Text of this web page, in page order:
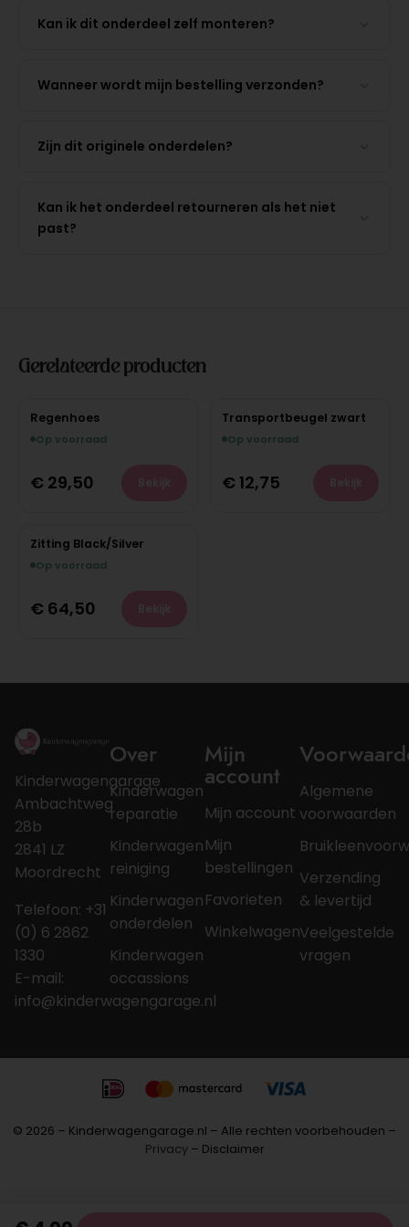
Kan ik dit onderdeel zelf monteren?
Wanneer wordt mijn bestelling verzonden?
Zijn dit originele onderdelen?
Kan ik het onderdeel retourneren als het niet
past?
Gerelateerde producten
Regenhoes
Op voorraad
€ 29,50
Transportbeugel zwart
Op voorraad
€ 12,75
Zitting Black/Silver
Op voorraad
€ 64,50
Kinderwagengarage
Ambachtweg
28b
2841 LZ
Moordrecht
Telefoon: +31
(0) 6 2862
1330
E-mail:
info@kinderwagengarage.nl
Over
Kinderwagen
reparatie
Kinderwagen
reiniging
Kinderwagen
onderdelen
Kinderwagen
occassions
Mijn
account
Mijn account
Mijn
bestellingen
Favorieten
Winkelwagen
Algemene
voorwaarden
Verzending
& levertijd
Veelgestelde
vragen
© 2026 – Kinderwagengarage.nl – Alle rechten voorbehouden –
Privacy– Disclaimer